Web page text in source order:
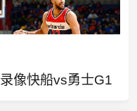
录像快船vs勇士G1